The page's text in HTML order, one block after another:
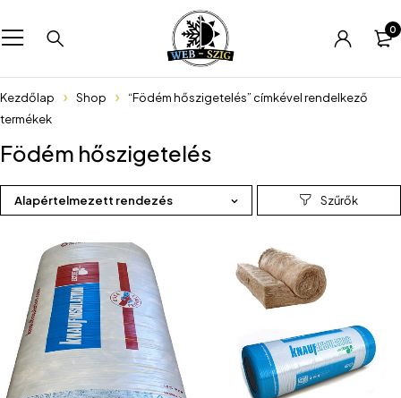
0
Kezdőlap Shop
“Födém hőszigetelés” címkével rendelkező
termékek
Födém hőszigetelés
Alapértelmezett rendezés